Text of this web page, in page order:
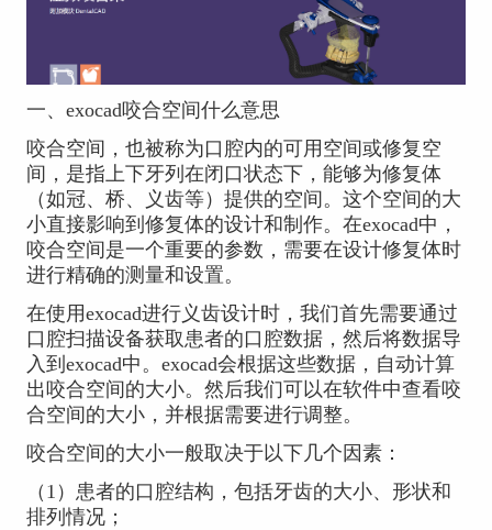
一、exocad咬合空间什么意思
咬合空间，也被称为口腔内的可用空间或修复空
间，是指上下牙列在闭口状态下，能够为修复体
（如冠、桥、义齿等）提供的空间。这个空间的大
小直接影响到修复体的设计和制作。在exocad中，
咬合空间是一个重要的参数，需要在设计修复体时
进行精确的测量和设置。
在使用exocad进行义齿设计时，我们首先需要通过
口腔扫描设备获取患者的口腔数据，然后将数据导
入到exocad中。exocad会根据这些数据，自动计算
出咬合空间的大小。然后我们可以在软件中查看咬
合空间的大小，并根据需要进行调整。
咬合空间的大小一般取决于以下几个因素：
（1）患者的口腔结构，包括牙齿的大小、形状和
排列情况；